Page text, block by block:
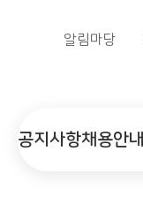
알림마당
공지사항채용안내